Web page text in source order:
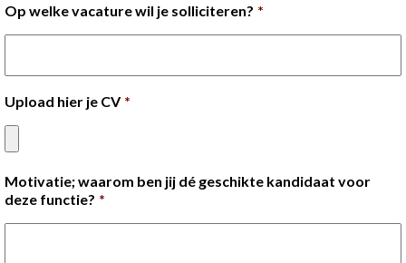
Op welke vacature wil je solliciteren? *
Upload hier je CV *
Motivatie; waarom ben jij dé geschikte kandidaat voor
deze functie? *